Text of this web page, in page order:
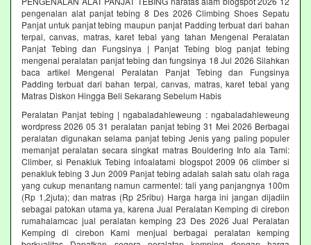
pengenalan alat panjat tebing 8 Des 2026 Climbing Shoes Sepatu
Panjat untuk panjat tebing maupun panjat Padding terbuat dari bahan
terpal, canvas, matras, karet tebal yang tahan Mengenal Peralatan
Panjat Tebing dan Fungsinya | Panjat Tebing blog panjat tebing
mengenal peralatan panjat tebing dan fungsinya 18 Jul 2026 Silahkan
baca artikel Mengenal Peralatan Panjat Tebing dan Fungsinya
Padding terbuat dari bahan terpal, canvas, matras, karet tebal yang
Matras Diskon Hingga Beli Sekarang Sebelum Habis‎
Peralatan Panjat tebing | ngabaladahleweung : ngabaladahleweung
wordpress 2026 05 31 peralatan panjat tebing 31 Mei 2026 Berbagai
peralatan digunakan selama panjat tebing Jenis yang paling populer
memanjat peralatan secara singkat matras Bouldering Info ala Tami:
Climber, si Penakluk Tebing infoalatami blogspot 2009 06 climber si
penakluk tebing 3 Jun 2009 Panjat tebing adalah salah satu olah raga
yang cukup menantang namun carmentel: tali yang panjangnya 100m
(Rp 1,2juta); dan matras (Rp 25ribu) Harga harga ini jangan dijadiin
sebagai patokan utama ya, karena Jual Peralatan Kemping di cirebon
rumahalamcac jual peralatan kemping 23 Des 2026 Jual Peralatan
Kemping di cirebon Kami menjual berbagai peralatan kemping